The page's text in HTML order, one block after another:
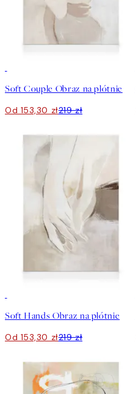
Soft Couple Obraz na płótnie
Od 153,30 zł219 zł
Soft Hands Obraz na płótnie
Od 153,30 zł219 zł